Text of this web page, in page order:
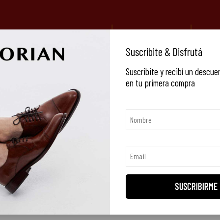
Suscribite & Disfrutá
Suscribite y recibí un
en tu primera compra
SUSCRIBIRME
Riñoneras